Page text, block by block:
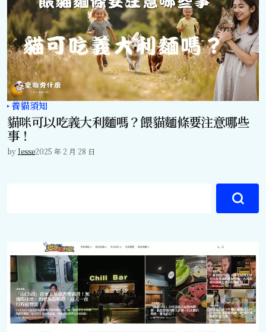
養貓須知
貓咪可以吃義大利麵嗎？餵貓麵條要注意哪些
事！
byJesse2025 年 2 月 28 日